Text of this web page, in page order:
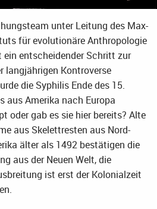
unter Leitung des Max-
für evolutionäre Anthropologie
ein entscheidender Schritt zur
langjährigen Kontroverse
die Syphilis Ende des 15.
aus Amerika nach Europa
oder gab es sie hier bereits? Alte
aus Skelettresten aus Nord-
älter als 1492 bestätigen die
aus der Neuen Welt, die
ist erst der Kolonialzeit